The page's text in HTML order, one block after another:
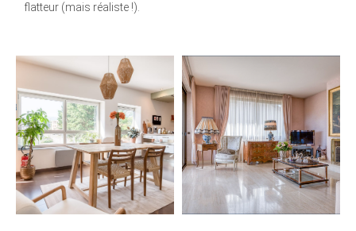
flatteur (mais réaliste !).